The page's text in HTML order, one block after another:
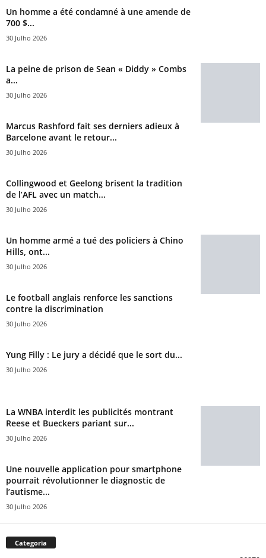
Un homme a été condamné à une amende de
700 $...
30 Julho 2026
La peine de prison de Sean « Diddy » Combs
a...
30 Julho 2026
Marcus Rashford fait ses derniers adieux à
Barcelone avant le retour...
30 Julho 2026
Collingwood et Geelong brisent la tradition
de l’AFL avec un match...
30 Julho 2026
Un homme armé a tué des policiers à Chino
Hills, ont...
30 Julho 2026
Le football anglais renforce les sanctions
contre la discrimination
30 Julho 2026
Yung Filly : Le jury a décidé que le sort du...
30 Julho 2026
La WNBA interdit les publicités montrant
Reese et Bueckers pariant sur...
30 Julho 2026
Une nouvelle application pour smartphone
pourrait révolutionner le diagnostic de
l’autisme...
30 Julho 2026
Categoria